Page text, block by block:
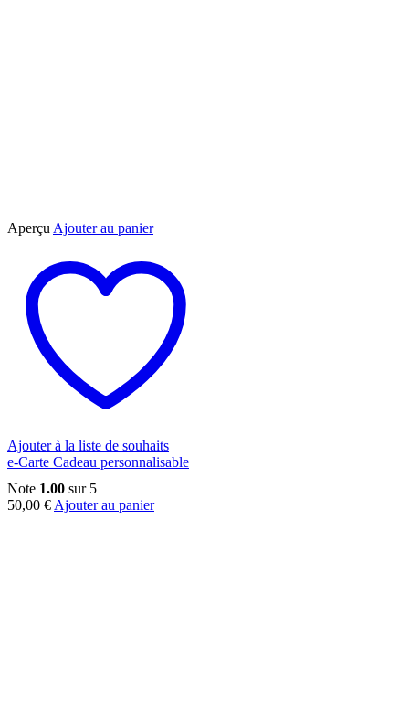
Aperçu Ajouter au panier
Ajouter à la liste de souhaits
e-Carte Cadeau personnalisable
Note 1.00 sur 5
50,00 € Ajouter au panier